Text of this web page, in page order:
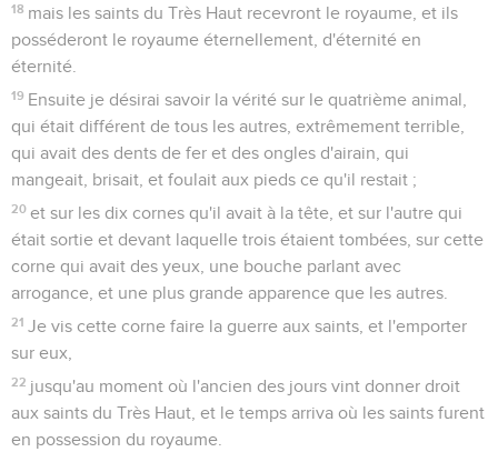
18 mais les saints du Très Haut recevront le royaume, et ils
posséderont le royaume éternellement, d'éternité en
éternité.
19 Ensuite je désirai savoir la vérité sur le quatrième animal,
qui était différent de tous les autres, extrêmement terrible,
qui avait des dents de fer et des ongles d'airain, qui
mangeait, brisait, et foulait aux pieds ce qu'il restait ;
20 et sur les dix cornes qu'il avait à la tête, et sur l'autre qui
était sortie et devant laquelle trois étaient tombées, sur cette
corne qui avait des yeux, une bouche parlant avec
arrogance, et une plus grande apparence que les autres.
21 Je vis cette corne faire la guerre aux saints, et l'emporter
sur eux,
22 jusqu'au moment où l'ancien des jours vint donner droit
aux saints du Très Haut, et le temps arriva où les saints furent
en possession du royaume.